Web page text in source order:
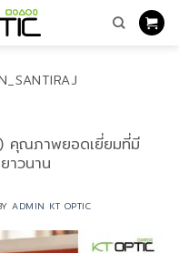
คุณภาพยอดเยี่ยมที่มี
าวนาน
ADMIN KT OPTIC